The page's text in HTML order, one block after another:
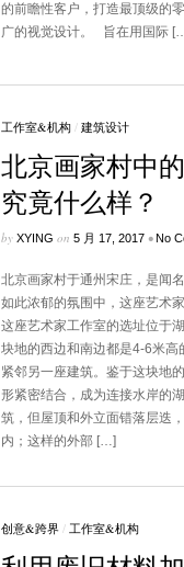
的前瞻性客户，打造最顶级的
广的视觉设计。 旨在用国际
工作室&机构/ 建筑设计
北京画家村中
究竟什么样？
by XYING on 5 月 17, 2017 •No
北京画家村于通州宋庄，是闻
如此浓郁的氛围中，这座艺术
这座艺术家工作室的选址位于
块地的西边和南边都是4-6米高
紧邻另一座建筑。鉴于这块地
形紧密结合，成为连接水岸的
筑，但屋顶和外立面错落层迭
内；这样的外部 […]
创意&跨界/ 工作室&机构